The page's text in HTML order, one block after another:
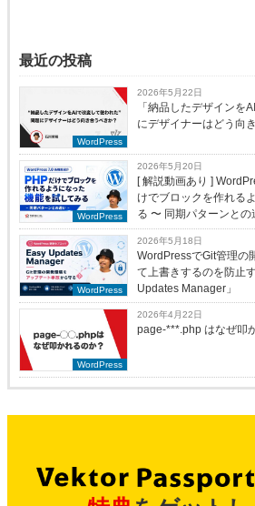
最近の投稿
WordPress
2026年5月22日
「納品したデザインを
にデザイナーはどう向
WordPress
2026年5月20日
[ 解説動画あり ]
けでブロックを作れる
る 〜 同期パターンとの
WordPress
2026年5月18日
WordPressでGit管理の
て上書きするのを防止
Updates Manager」
WordPress
2026年4月22日
page-***.php はなぜ叩